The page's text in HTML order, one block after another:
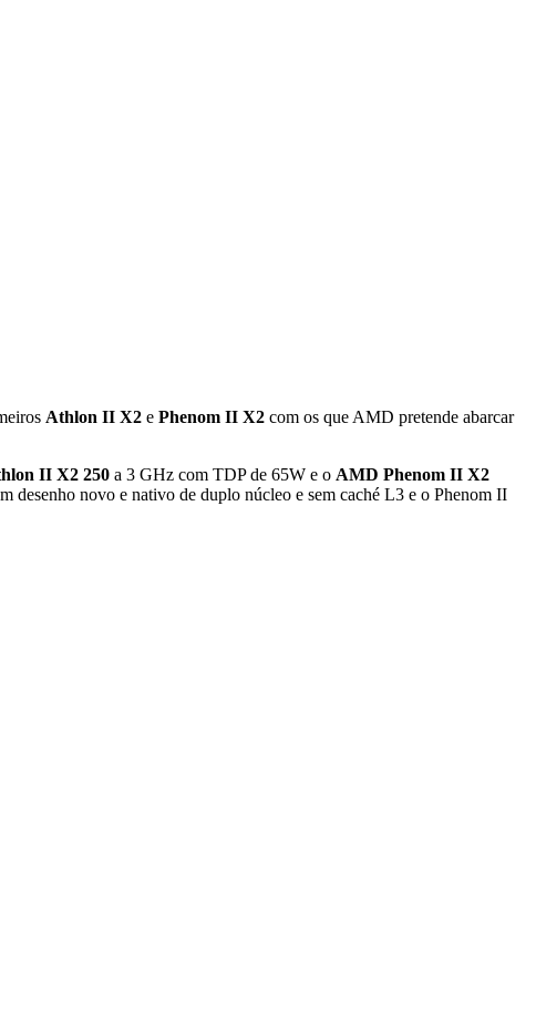
Athlon II X2 e Phenom II X2 com os que AMD pretende abarcar
II X2 250 a 3 GHz com TDP de 65W e o AMD Phenom II X2
desenho novo e nativo de duplo núcleo e sem caché L3 e o Phenom II